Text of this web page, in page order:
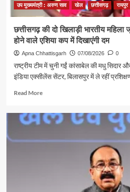
उप मुख्यमंत्री : अरुण साव खेल छत्तीसगढ़ रायपुर
छत्तीसगढ़ की दो खिलाड़ी भारतीय महिला
होने वाले एशिया कप में दिखाएंगी दम
Apna Chhattisgarh 07/08/2026 0
राष्ट्रीय टीम में चुनी गईं कांसाबेल की मधु सिदार
इंडिया एक्सीलेंस सेंटर, बिलासपुर में ले रहीं
Read MoreRead
छत्तीसगढ़
दो